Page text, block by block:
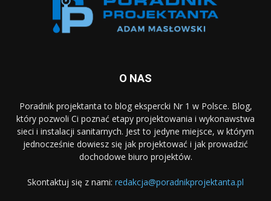
O NAS
Poradnik projektanta to blog ekspercki Nr 1 w Polsce. Blog,
który pozwoli Ci poznać etapy projektowania i wykonawstwa
sieci i instalacji sanitarnych. Jest to jedyne miejsce, w którym
jednocześnie dowiesz się jak projektować i jak prowadzić
dochodowe biuro projektów.
Skontaktuj się z nami: redakcja@poradnikprojektanta.pl